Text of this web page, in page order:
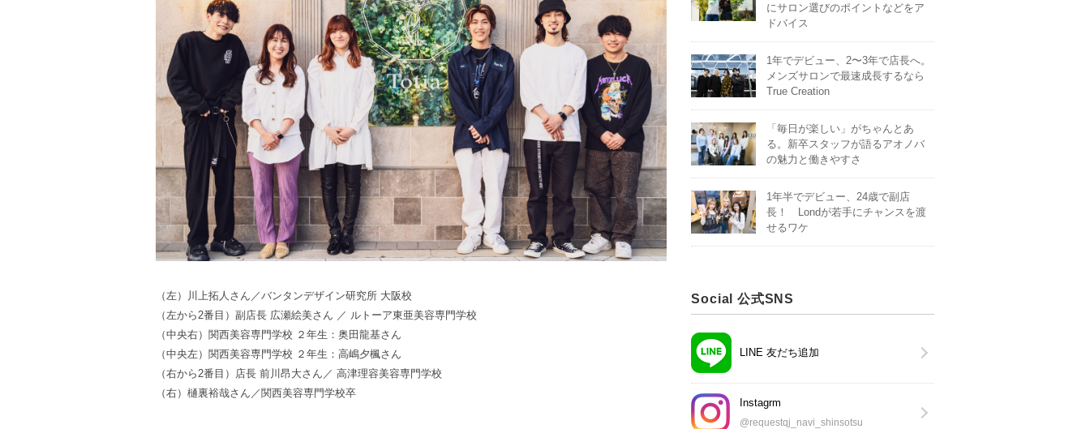
（左）川上拓人さん／バンタンデザイン研究所 大阪校
（左から2番目）副店長 広瀬絵美さん ／ ルトーア東亜美容専門学校
（中央右）関西美容専門学校 ２年生：奥田龍基さん
（中央左）関西美容専門学校 ２年生：高嶋夕楓さん
（右から2番目）店長 前川昂大さん／ 高津理容美容専門学校
（右）樋裏裕哉さん／関西美容専門学校卒
にサロン選びのポイントなどをア
ドバイス
1年でデビュー、2〜3年で店長へ。
メンズサロンで最速成長するなら
True Creation
「毎日が楽しい」がちゃんとあ
る。新卒スタッフが語るアオノバ
の魅力と働きやすさ
1年半でデビュー、24歳で副店
長！ Londが若手にチャンスを渡
せるワケ
Social 公式SNS
LINE 友だち追加
Instagrm
@requestqj_navi_shinsotsu